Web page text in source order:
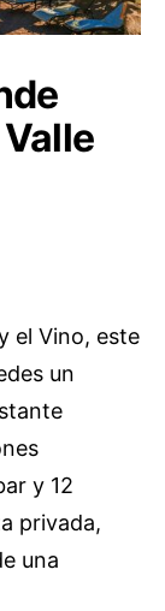
el Vino, este
un
y 12
privada,
una